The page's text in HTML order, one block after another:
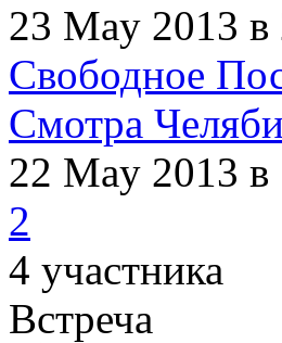
23 May 2013 в
Свободное
Смотра
22 May 2013 в
2
4 участника
Встреча